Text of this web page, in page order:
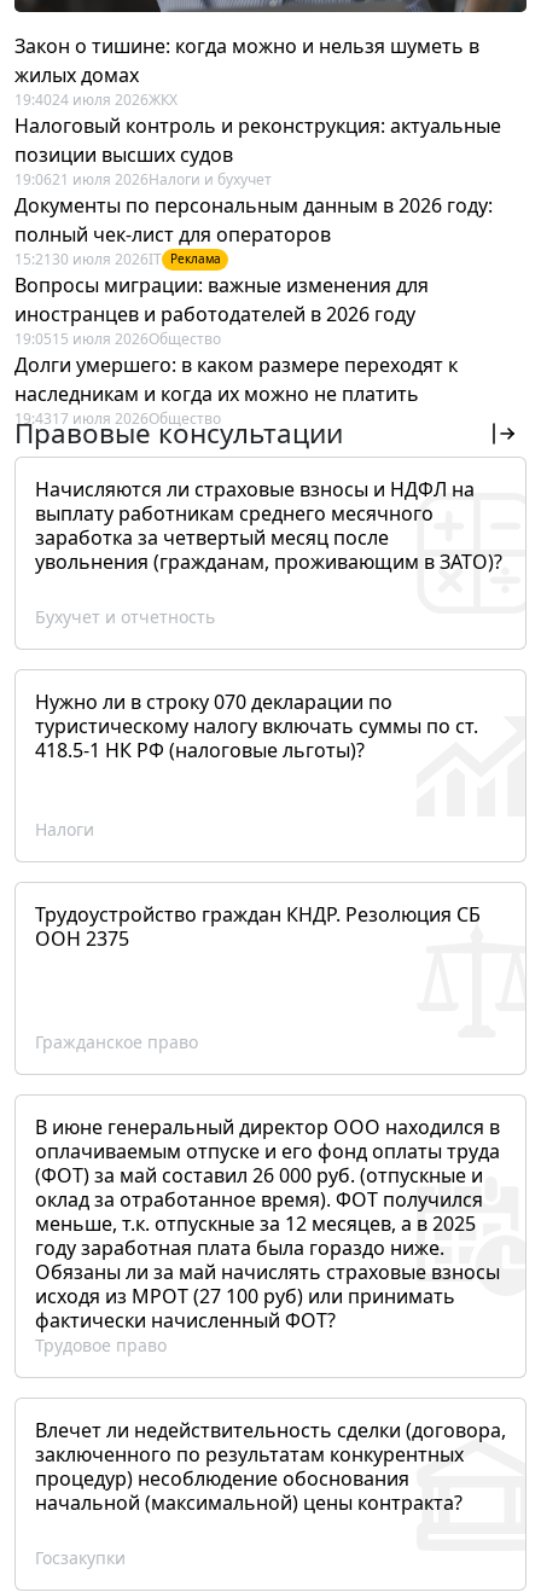
Закон о тишине: когда можно и нельзя шуметь в
жилых домах
19:4024 июля 2026ЖКХ
Налоговый контроль и реконструкция: актуальные
позиции высших судов
19:0621 июля 2026Налоги и бухучет
Документы по персональным данным в 2026 году:
полный чек-лист для операторов
15:21 30 июля 2026IT Реклама
Вопросы миграции: важные изменения для
иностранцев и работодателей в 2026 году
19:0515 июля 2026Общество
Долги умершего: в каком размере переходят к
наследникам и когда их можно не платить
19:4317 июля 2026Общество
Правовые консультации
Начисляются ли страховые взносы и НДФЛ на
выплату работникам среднего месячного
заработка за четвертый месяц после
увольнения (гражданам, проживающим в ЗАТО)?
Бухучет и отчетность
Нужно ли в строку 070 декларации по
туристическому налогу включать суммы по ст.
418.5-1 НК РФ (налоговые льготы)?
Налоги
Трудоустройство граждан КНДР. Резолюция СБ
ООН 2375
Гражданское право
В июне генеральный директор ООО находился в
оплачиваемым отпуске и его фонд оплаты труда
(ФОТ) за май составил 26 000 руб. (отпускные и
оклад за отработанное время). ФОТ получился
меньше, т.к. отпускные за 12 месяцев, а в 2025
году заработная плата была гораздо ниже.
Обязаны ли за май начислять страховые взносы
исходя из МРОТ (27 100 руб) или принимать
фактически начисленный ФОТ?
Трудовое право
Влечет ли недействительность сделки (договора,
заключенного по результатам конкурентных
процедур) несоблюдение обоснования
начальной (максимальной) цены контракта?
Госзакупки